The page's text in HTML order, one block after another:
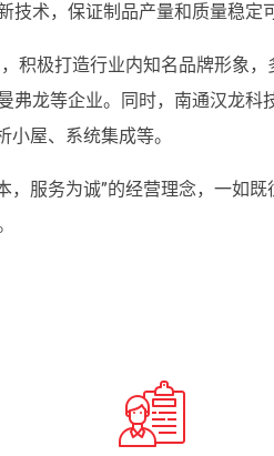
术，保证制品产量和质量稳定
极打造行业内知名品牌形象，
龙等企业。同时，南通汉龙
屋、系统集成等。
服务为诚”的经营理念，一如